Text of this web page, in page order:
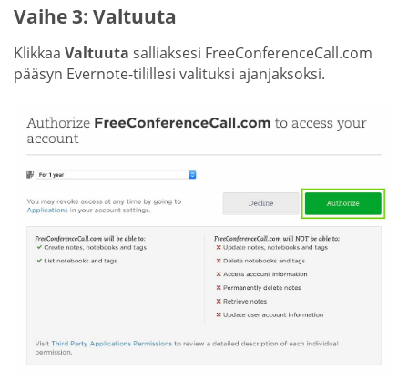
Vaihe 3: Valtuuta
Klikkaa Valtuuta salliaksesi FreeConferenceCall.com
pääsyn Evernote-tilillesi valituksi ajanjaksoksi.